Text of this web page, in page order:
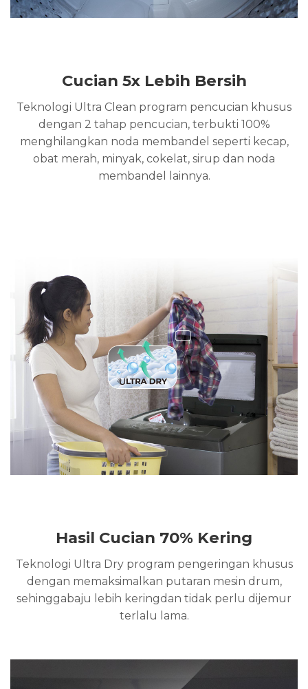
Cucian 5x Lebih Bersih
Teknologi Ultra Clean program pencucian khusus
dengan 2 tahap pencucian, terbukti 100%
menghilangkan noda membandel seperti kecap,
obat merah, minyak, cokelat, sirup dan noda
membandel lainnya.
Hasil Cucian 70% Kering
Teknologi Ultra Dry program pengeringan khusus
dengan memaksimalkan putaran mesin drum,
sehinggabaju lebih keringdan tidak perlu dijemur
terlalu lama.